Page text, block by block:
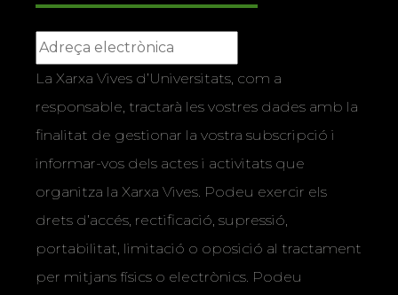
La Xarxa Vives d’Universitats, com a
responsable, tractarà les vostres dades amb la
finalitat de gestionar la vostra subscripció i
informar-vos dels actes i activitats que
organitza la Xarxa Vives. Podeu exercir els
drets d’accés, rectificació, supressió,
portabilitat, limitació o oposició al tractament
per mitjans físics o electrònics. Podeu